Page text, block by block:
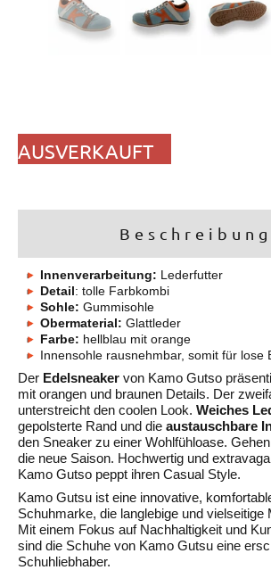
AUSVERKAUFT
Innenverarbeitung: Lederfutter
Detail: tolle Farbkombi
Sohle: Gummisohle
Obermaterial: Glattleder
Farbe: hellblau mit orange
Innensohle rausnehmbar, somit für lose
Der Edelsneaker von Kamo Gutso
mit orangen und braunen Details. Der
unterstreicht den coolen Look. Weiches
gepolsterte Rand und die austauschbare
den Sneaker zu einer Wohlfühloase.
die neue Saison. Hochwertig und
Kamo Gutso peppt ihren Casual Style.
Kamo Gutsu ist eine innovative,
Schuhmarke, die langlebige und vielseitige
Mit einem Fokus auf Nachhaltigkeit und
sind die Schuhe von Kamo Gutsu eine
Schuhliebhaber.